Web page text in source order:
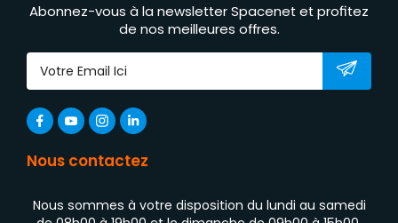
Abonnez-vous à la newsletter Spacenet et profitez
de nos meilleures offres.
Nous contactez
Nous sommes à votre disposition du lundi au samedi